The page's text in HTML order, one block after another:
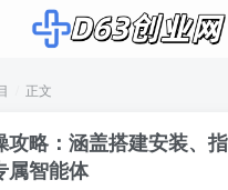
正文
攻略：涵盖搭建安装、
属智能体